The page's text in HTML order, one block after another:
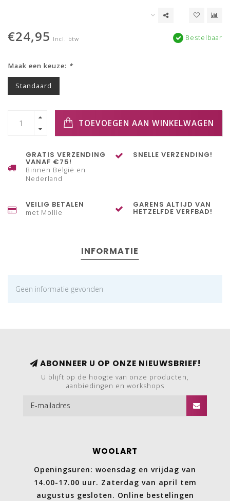
€24,95 Incl. btw Bestelbaar
Maak een keuze: *
Standaard
TOEVOEGEN AAN WINKELWAGEN
GRATIS VERZENDING
VANAF €75!
Binnen België en
Nederland
SNELLE VERZENDING!
VEILIG BETALEN
met Mollie
GARENS ALTIJD VAN
HETZELFDE VERFBAD!
INFORMATIE
Geen informatie gevonden
ABONNEER U OP ONZE NIEUWSBRIEF!
U blijft op de hoogte van onze producten,
aanbiedingen en workshops
WOOLART
Openingsuren: woensdag en vrijdag van
14.00-17.00 uur. Zaterdag van april tem
augustus gesloten. Online bestelingen